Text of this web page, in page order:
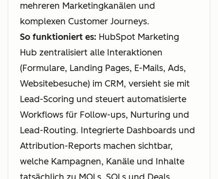
mehreren Marketingkanälen und
komplexen Customer Journeys.
So funktioniert es: HubSpot Marketing
Hub zentralisiert alle Interaktionen
(Formulare, Landing Pages, E-Mails, Ads,
Websitebesuche) im CRM, versieht sie mit
Lead-Scoring und steuert automatisierte
Workflows für Follow-ups, Nurturing und
Lead-Routing. Integrierte Dashboards und
Attribution-Reports machen sichtbar,
welche Kampagnen, Kanäle und Inhalte